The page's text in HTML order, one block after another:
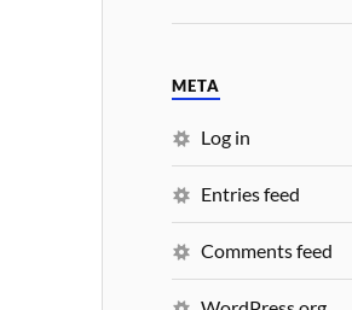
META
Log in
Entries feed
Comments feed